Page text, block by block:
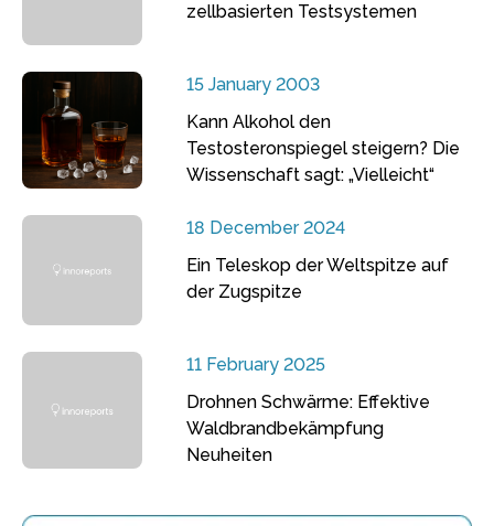
zellbasierten Testsystemen
15 January 2003
Kann Alkohol den
Testosteronspiegel steigern? Die
Wissenschaft sagt: „Vielleicht“
18 December 2024
Ein Teleskop der Weltspitze auf
der Zugspitze
11 February 2025
Drohnen Schwärme: Effektive
Waldbrandbekämpfung
Neuheiten